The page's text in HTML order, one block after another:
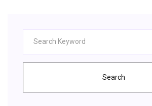
Search